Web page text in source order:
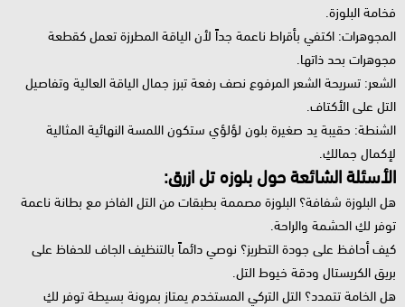
فخامة البلوزة.
المجوهرات: اكتفي بأقراط ناعمة جداً لأن الياقة المطرزة تعمل كقطعة
مجوهرات بحد ذاتها.
الشعر: تسريحة الشعر المرفوع نصف رفعة تبرز جمال الياقة العالية وتفاصيل
التل على الأكتاف.
الشنطة: حقيبة يد صغيرة بلون لؤلؤي ستكون اللمسة النهائية المثالية
لإكمال جمالكِ.
الأسئلة الشائعة حول بلوزه تل ازرق:
هل البلوزة شفافة؟ البلوزة مصممة بطبقات من التل الفاخر مع بطانة ناعمة
توفر لكِ الحشمة والراحة.
كيف أحافظ على جودة التطريز؟ نوصي دائماً بالتنظيف الجاف للحفاظ على
بريق الكريستال ودقة خيوط التل.
هل الخامة تتمدد؟ التل التركي المستخدم يمتاز بمرونة بسيطة توفر لكِ